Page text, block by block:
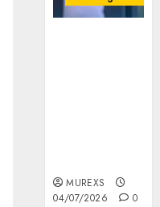
MUREXS
04/07/2026
0